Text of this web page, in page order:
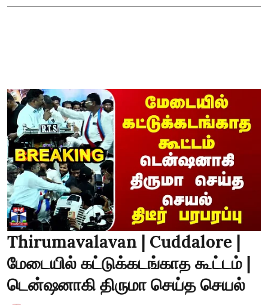
Thirumavalavan | Cuddalore |
மேடையில் கட்டுக்கடங்காத கூட்டம் |
டென்ஷனாகி திருமா செய்த செயல்